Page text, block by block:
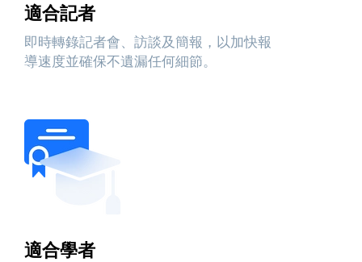
適合記者
即時轉錄記者會、訪談及簡報，以加快報
導速度並確保不遺漏任何細節。
適合學者